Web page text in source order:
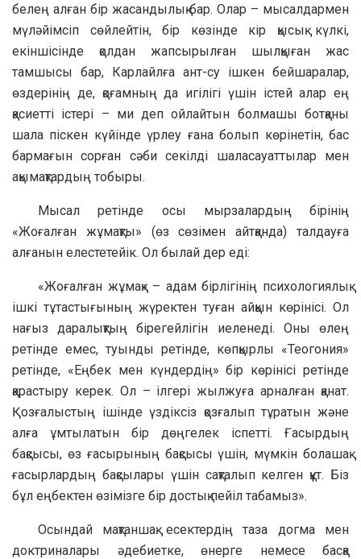
белең алған бір жасандылық бар. Олар – мысалдармен
мүләйімсіп сөйлейтін, бір көзінде кір қысық күлкі,
екіншісінде қолдан жапсырылған шылқыған жас
тамшысы бар, Карлайлға ант-су ішкен бейшаралар,
өздерінің де, қоғамның да игілігі үшін істей алар ең
қасиетті істері – ми деп ойлайтын болмашы ботқаны
шала піскен күйінде үрлеу ғана болып көрінетін, бас
бармағын сорған сәби секілді шаласауаттылар мен
ақымақтардың тобыры.
Мысал ретінде осы мырзалардың бірінің
«Жоғалған жұмақты» (өз сөзімен айтқанда) талдауға
алғанын елестетейік. Ол былай дер еді:
«Жоғалған жұмақ» – адам бірлігінің психологиялық
ішкі тұтастығының жүректен туған айқын көрінісі. Ол
нағыз даралықтың бірегейлігін иеленеді. Оны өлең
ретінде емес, туынды ретінде, көпқырлы «Теогония»
ретінде, «Еңбек мен күндердің» бір көрінісі ретінде
қарастыру керек. Ол – ілгері жылжуға арналған қанат.
Қозғалыстың ішінде үздіксіз қозғалып тұратын және
алға ұмтылатын бір дөңгелек іспетті. Ғасырдың
бақсысы, өз ғасырының бақсысы үшін, мүмкін болашақ
ғасырлардың бақсылары үшін сақталып келген құт. Біз
бұл еңбектен өзімізге бір достық пейіл табамыз».
Осындай мақтаншақ есектердің таза догма мен
доктриналары әдебиетке, өнерге немесе басқа